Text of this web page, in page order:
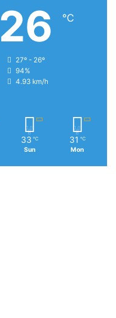
26 ℃
27º - 26º
94%
4.93 km/h
33 ℃
Sun
31 ℃
Mon